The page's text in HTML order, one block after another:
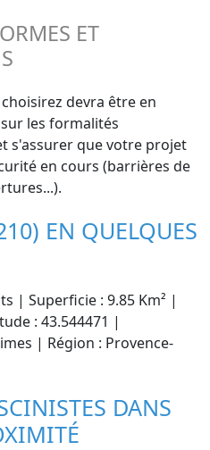
ET
devra être en
les formalités
s'assurer que votre projet
en cours (barrières de
EN QUELQUES
| Superficie : 9.85 Km² |
: 43.544471 |
| Région : Provence-
DANS